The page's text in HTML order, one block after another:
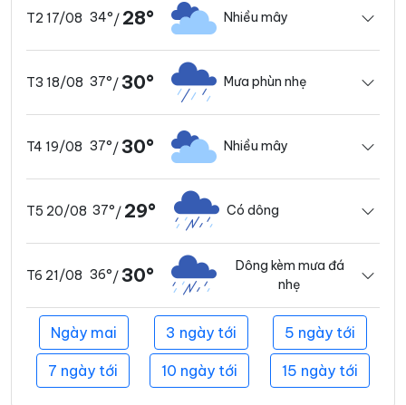
T2 17/08 34°/ 28° Nhiều mây
T3 18/08 37°/30° Mưa phùn nhẹ
T4 19/08 37°/30° Nhiều mây
T5 20/08 37°/ 29° Có dông
T6 21/08 36°/30°
Dông kèm mưa đá
nhẹ
Ngày mai 3 ngày tới 5 ngày tới
7 ngày tới 10 ngày tới 15 ngày tới